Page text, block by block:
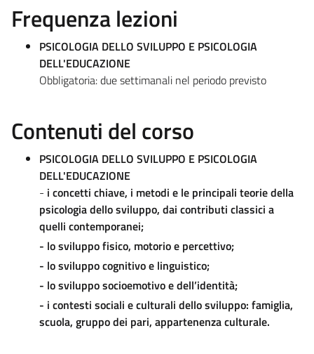
Frequenza lezioni
PSICOLOGIA DELLO SVILUPPO E PSICOLOGIA
DELL'EDUCAZIONE
Obbligatoria: due settimanali nel periodo previsto
Contenuti del corso
PSICOLOGIA DELLO SVILUPPO E PSICOLOGIA
DELL'EDUCAZIONE
- i concetti chiave, i metodi e le principali teorie della
psicologia dello sviluppo, dai contributi classici a
quelli contemporanei;
- lo sviluppo fisico, motorio e percettivo;
- lo sviluppo cognitivo e linguistico;
- lo sviluppo socioemotivo e dell’identità;
- i contesti sociali e culturali dello sviluppo: famiglia,
scuola, gruppo dei pari, appartenenza culturale.